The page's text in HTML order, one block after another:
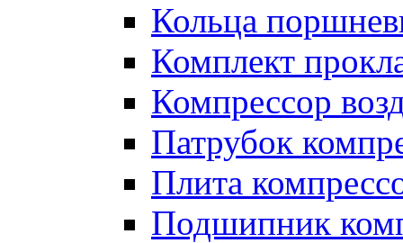
Кольца
Комплект
Компрессор
Патрубок
Плита
Подшипник